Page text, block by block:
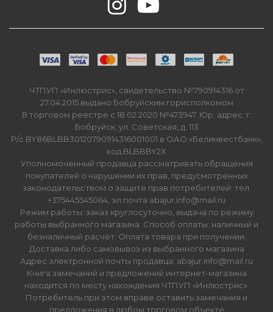
ЧТПУП «Инлюстрис», свидетельство №790914316 от
27.04.2015 выдано Бобруйским горисполкомом
В торговом реестре с 18.02.2020 №473947. Юр. адрес: г.
Бобруйск, ул. Советская, д. 113
Р/с BY86BLBB30120790914316001001 в ОАО «Белинвестбанк»,
код BLBBBY2X
Уполномоченный продавца рассматривать обращения
покупателей о нарушении их прав, предусмотренных
законодательством о защите прав потребителей: тел.
+375445545064, эл.почта abajur.info@mail.ru
Режим работы: заказ круглосуточно, выдача по режиму
работы выбранного магазина. Способ оплаты: наличный и
безналичный расчёт. Оплата товара при получении.
Доставка либо самовывоз из выбранного магазина
Адрес электронной почты продавца: abajur.info@mail.ru
Книга замечаний и предложений интернет-магазина
находится по месту нахождения ЧТПУП «Инлюстрис».
Потребитель при этом вправе оставить замечания и
предложения в любом торговом объекте